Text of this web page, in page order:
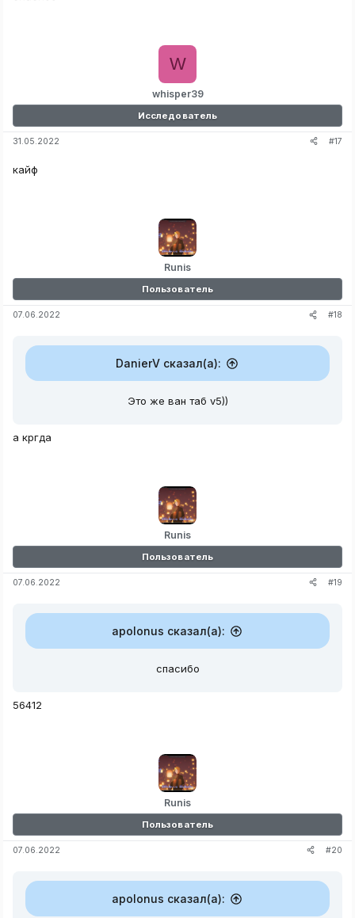
whisper39
W
Исследователь
31.05.2022 #17
кайф
Runis
Пользователь
07.06.2022 #18
DanierV сказал(а):
Это же ван таб v5))
а кргда
Runis
Пользователь
07.06.2022 #19
apolonus сказал(а):
спасибо
56412
Runis
Пользователь
07.06.2022 #20
apolonus сказал(а):